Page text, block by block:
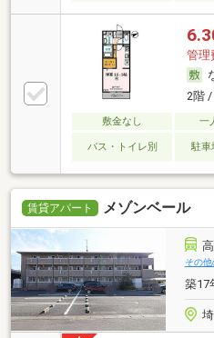
管理
2階
敷金なし 一
バス・トイレ別 駐車
賃貸アパート メゾンベール
その他
築17